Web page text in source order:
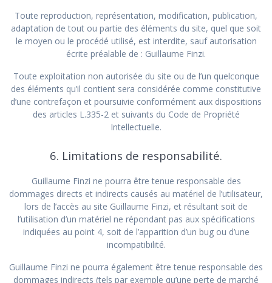
Toute reproduction, représentation, modification, publication,
adaptation de tout ou partie des éléments du site, quel que soit
le moyen ou le procédé utilisé, est interdite, sauf autorisation
écrite préalable de : Guillaume Finzi.
Toute exploitation non autorisée du site ou de l’un quelconque
des éléments qu’il contient sera considérée comme constitutive
d’une contrefaçon et poursuivie conformément aux dispositions
des articles L.335-2 et suivants du Code de Propriété
Intellectuelle.
6. Limitations de responsabilité.
Guillaume Finzi ne pourra être tenue responsable des
dommages directs et indirects causés au matériel de l’utilisateur,
lors de l’accès au site Guillaume Finzi, et résultant soit de
l’utilisation d’un matériel ne répondant pas aux spécifications
indiquées au point 4, soit de l’apparition d’un bug ou d’une
incompatibilité.
Guillaume Finzi ne pourra également être tenue responsable des
dommages indirects (tels par exemple qu’une perte de marché